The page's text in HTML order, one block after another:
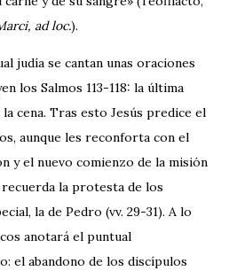
ad loc.).
judía se cantan unas oraciones
los Salmos 113-118: la última
cena. Tras esto Jesús predice el
aunque les reconforta con el
y el nuevo comienzo de la misión
la protesta de los
la de Pedro (vv. 29-31). A lo
anotará el puntual
el abandono de los discípulos